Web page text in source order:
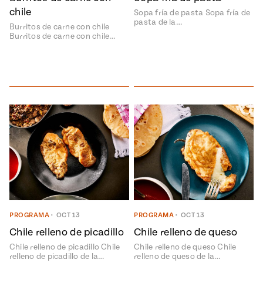
chile
Burritos de carne con chile
Burritos de carne con chile…
Sopa fría de pasta Sopa fría de
pasta de la…
PROGRAMA • OCT 13
Chile relleno de picadillo
Chile relleno de picadillo Chile
relleno de picadillo de la…
PROGRAMA • OCT 13
Chile relleno de queso
Chile relleno de queso Chile
relleno de queso de la…